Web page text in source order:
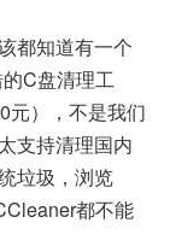
都知道有一个
C盘清理工
元），不是我们
支持清理国内
垃圾，浏览
都不能